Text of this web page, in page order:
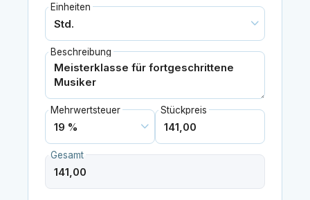
Einheiten
Beschreibung
Mehrwertsteuer Stückpreis
Gesamt